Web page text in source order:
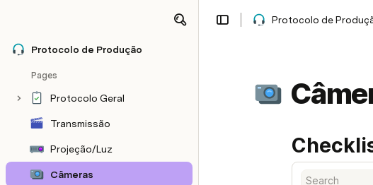
Protocolo de Produção
Pages
Protocolo Geral
Transmissão
Projeção/Luz
Câmeras
Protocolo de